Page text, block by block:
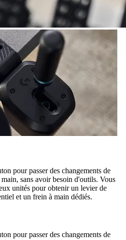
pour passer des changements de
sans avoir besoin d'outils. Vous
unités pour obtenir un levier de
et un frein à main dédiés.
pour passer des changements de